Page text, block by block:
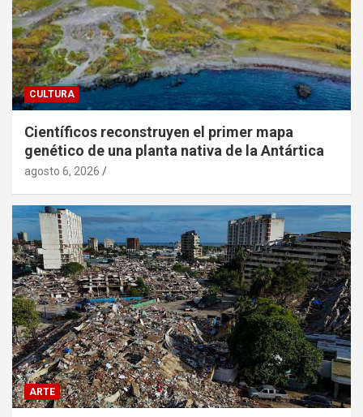
CULTURA
Científicos reconstruyen el primer mapa
genético de una planta nativa de la Antártica
agosto 6, 2026
ARTE